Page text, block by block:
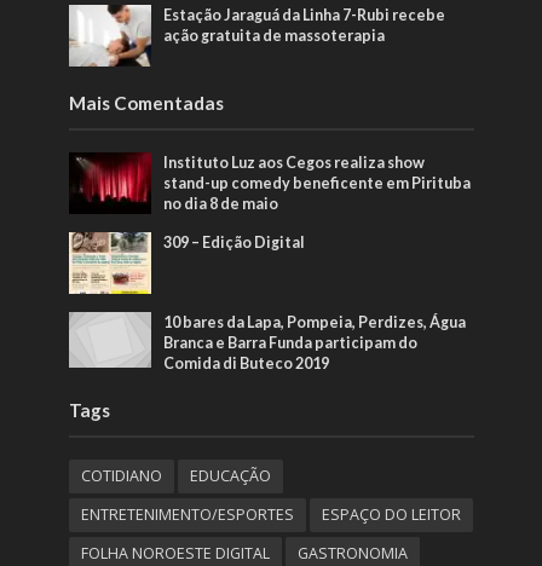
Estação Jaraguá da Linha 7-Rubi recebe
ação gratuita de massoterapia
Mais Comentadas
Instituto Luz aos Cegos realiza show
stand-up comedy beneficente em Pirituba
no dia 8 de maio
309 – Edição Digital
10 bares da Lapa, Pompeia, Perdizes, Água
Branca e Barra Funda participam do
Comida di Buteco 2019
Tags
COTIDIANO
EDUCAÇÃO
ENTRETENIMENTO/ESPORTES
ESPAÇO DO LEITOR
FOLHA NOROESTE DIGITAL
GASTRONOMIA